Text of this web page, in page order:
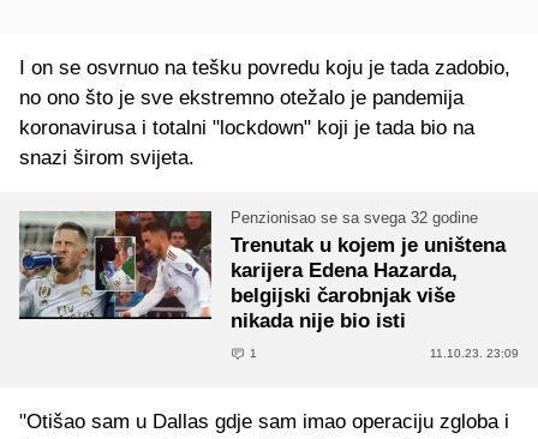
I on se osvrnuo na tešku povredu koju je tada zadobio,
no ono što je sve ekstremno otežalo je pandemija
koronavirusa i totalni "lockdown" koji je tada bio na
snazi širom svijeta.
Penzionisao se sa svega 32 godine
Trenutak u kojem je uništena
karijera Edena Hazarda,
belgijski čarobnjak više
nikada nije bio isti
1 11.10.23. 23:09
"Otišao sam u Dallas gdje sam imao operaciju zgloba i